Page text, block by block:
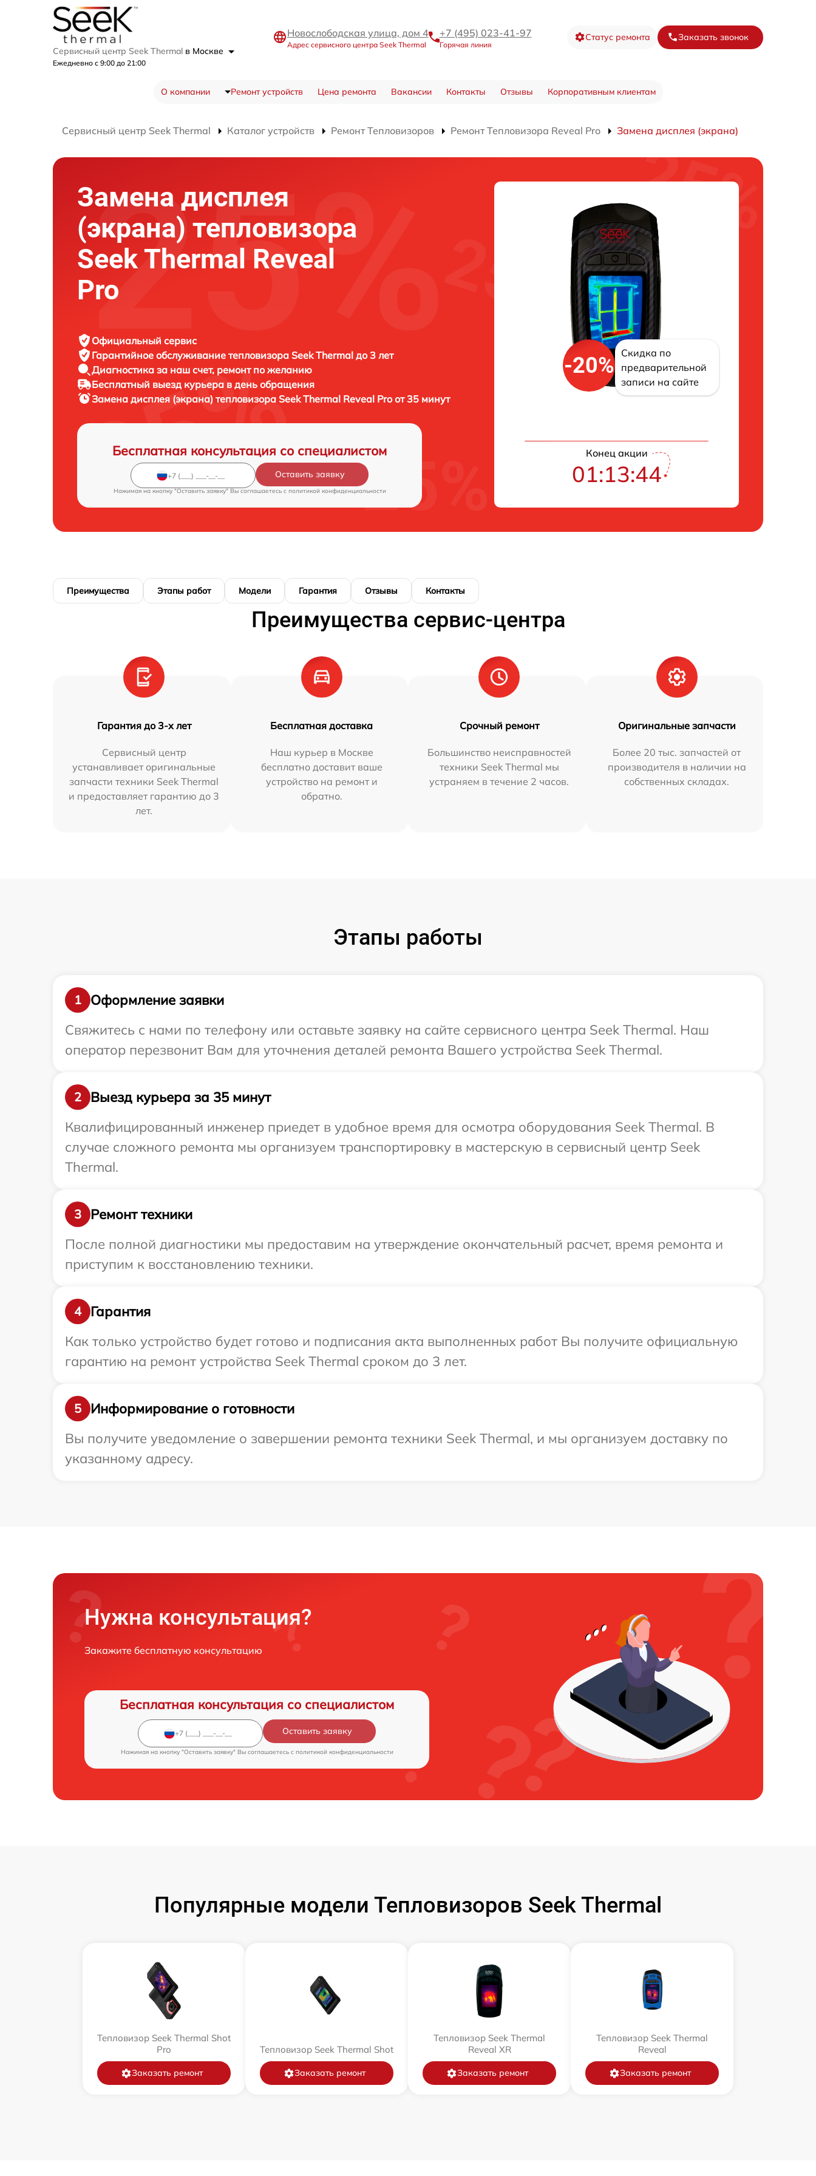
Сервисный центр Seek Thermal в Москве
Ежедневно с 9:00 до 21:00
Новослободская улица, дом 4
Адрес сервисного центра Seek Thermal
+7 (495) 023-41-97
Горячая линия
Статус ремонта Заказать звонок
О компании Ремонт устройств Цена ремонта Вакансии Контакты Отзывы Корпоративным клиентам
Сервисный центр Seek Thermal Каталог устройств Ремонт Тепловизоров Ремонт Тепловизора Reveal Pro Замена дисплея (экрана)
Замена дисплея
(экрана) тепловизора
Seek Thermal Reveal
Pro
Официальный сервис
Гарантийное обслуживание тепловизора Seek Thermal до 3 лет
Диагностика за наш счет, ремонт по желанию
Бесплатный выезд курьера в день обращения
Замена дисплея (экрана) тепловизора Seek Thermal Reveal Pro от 35 минут
Бесплатная консультация со специалистом
Оставить заявку
Нажимая на кнопку "Оставить заявку" Вы соглашаетесь c политикой конфиденциальности
-20%
Скидка по
предварительной
записи на сайте
Конец акции
01:13:43
Преимущества Этапы работ Модели Гарантия Отзывы Контакты
Преимущества сервис-центра
Гарантия до 3-х лет
Сервисный центр
устанавливает оригинальные
запчасти техники Seek Thermal
и предоставляет гарантию до 3
лет.
Бесплатная доставка
Наш курьер в Москве
бесплатно доставит ваше
устройство на ремонт и
обратно.
Срочный ремонт
Большинство неисправностей
техники Seek Thermal мы
устраняем в течение 2 часов.
Оригинальные запчасти
Более 20 тыс. запчастей от
производителя в наличии на
собственных складах.
Этапы работы
1
Оформление заявки
Свяжитесь с нами по телефону или оставьте заявку на сайте сервисного центра Seek Thermal. Наш
оператор перезвонит Вам для уточнения деталей ремонта Вашего устройства Seek Thermal.
2
Выезд курьера за 35 минут
Квалифицированный инженер приедет в удобное время для осмотра оборудования Seek Thermal. В
случае сложного ремонта мы организуем транспортировку в мастерскую в сервисный центр Seek
Thermal.
3
Ремонт техники
После полной диагностики мы предоставим на утверждение окончательный расчет, время ремонта и
приступим к восстановлению техники.
4
Гарантия
Как только устройство будет готово и подписания акта выполненных работ Вы получите официальную
гарантию на ремонт устройства Seek Thermal сроком до 3 лет.
5
Информирование о готовности
Вы получите уведомление о завершении ремонта техники Seek Thermal, и мы организуем доставку по
указанному адресу.
Нужна консультация?
Закажите бесплатную консультацию
Бесплатная консультация со специалистом
Оставить заявку
Нажимая на кнопку "Оставить заявку" Вы соглашаетесь c политикой конфиденциальности
Популярные модели Тепловизоров Seek Thermal
Тепловизор Seek Thermal Shot
Pro
Заказать ремонт
Тепловизор Seek Thermal Shot
Заказать ремонт
Тепловизор Seek Thermal
Reveal XR
Заказать ремонт
Тепловизор Seek Thermal
Reveal
Заказать ремонт